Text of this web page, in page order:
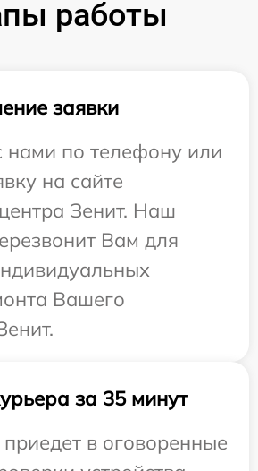
работы
заявки
нами по телефону или
на сайте
Зенит. Наш
Вам для
Вашего
за 35 минут
в оговоренные